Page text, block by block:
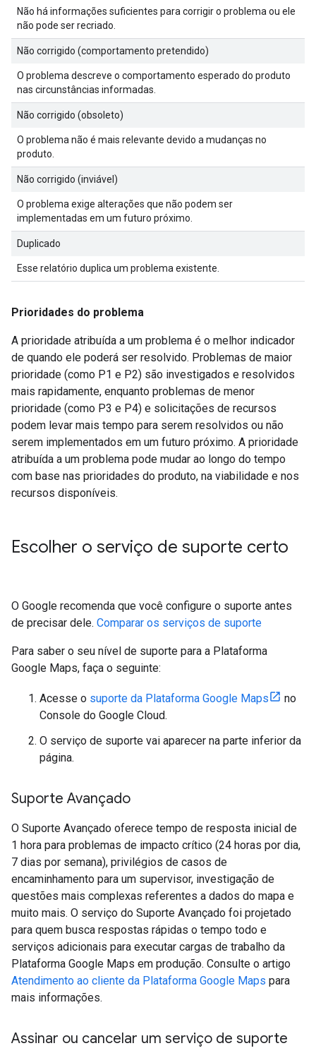
Não há informações suficientes para corrigir o problema ou ele
não pode ser recriado.
Não corrigido (comportamento pretendido)
O problema descreve o comportamento esperado do produto
nas circunstâncias informadas.
Não corrigido (obsoleto)
O problema não é mais relevante devido a mudanças no
produto.
Não corrigido (inviável)
O problema exige alterações que não podem ser
implementadas em um futuro próximo.
Duplicado
Esse relatório duplica um problema existente.
Prioridades do problema
A prioridade atribuída a um problema é o melhor indicador
de quando ele poderá ser resolvido. Problemas de maior
prioridade (como P1 e P2) são investigados e resolvidos
mais rapidamente, enquanto problemas de menor
prioridade (como P3 e P4) e solicitações de recursos
podem levar mais tempo para serem resolvidos ou não
serem implementados em um futuro próximo. A prioridade
atribuída a um problema pode mudar ao longo do tempo
com base nas prioridades do produto, na viabilidade e nos
recursos disponíveis.
Escolher o serviço de suporte certo
O Google recomenda que você configure o suporte antes
de precisar dele. Comparar os serviços de suporte
Para saber o seu nível de suporte para a Plataforma
Google Maps, faça o seguinte:
Acesse o suporte da Plataforma Google Maps
no
Console do Google Cloud.
O serviço de suporte vai aparecer na parte inferior da
página.
Suporte Avançado
O Suporte Avançado oferece tempo de resposta inicial de
1 hora para problemas de impacto crítico (24 horas por dia,
7 dias por semana), privilégios de casos de
encaminhamento para um supervisor, investigação de
questões mais complexas referentes a dados do mapa e
muito mais. O serviço do Suporte Avançado foi projetado
para quem busca respostas rápidas o tempo todo e
serviços adicionais para executar cargas de trabalho da
Plataforma Google Maps em produção. Consulte o artigo
Atendimento ao cliente da Plataforma Google Maps para
mais informações.
Assinar ou cancelar um serviço de suporte